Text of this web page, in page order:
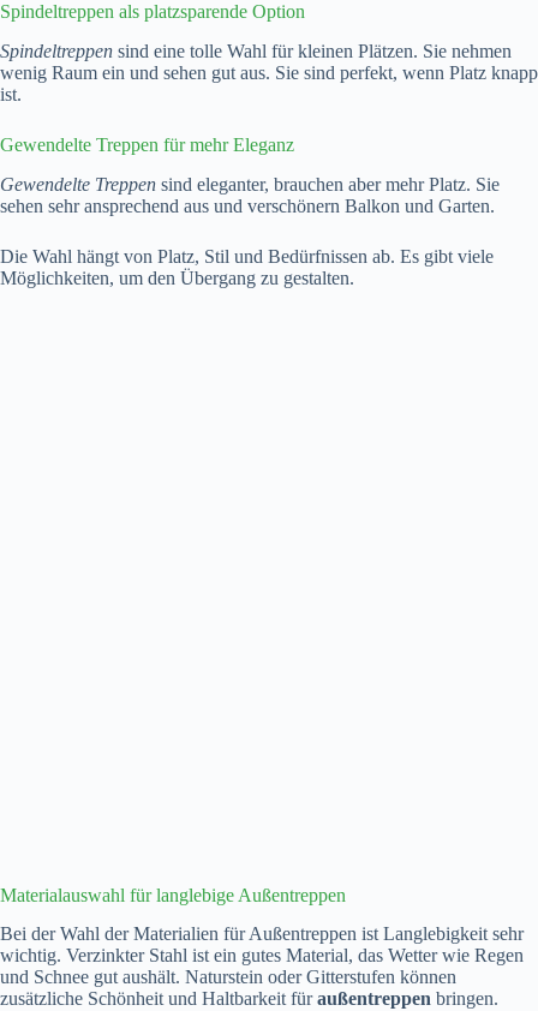
Spindeltreppen als platzsparende Option
Spindeltreppen sind eine tolle Wahl für kleinen Plätzen. Sie nehmen
wenig Raum ein und sehen gut aus. Sie sind perfekt, wenn Platz knapp
ist.
Gewendelte Treppen für mehr Eleganz
Gewendelte Treppen sind eleganter, brauchen aber mehr Platz. Sie
sehen sehr ansprechend aus und verschönern Balkon und Garten.
Die Wahl hängt von Platz, Stil und Bedürfnissen ab. Es gibt viele
Möglichkeiten, um den Übergang zu gestalten.
Materialauswahl für langlebige Außentreppen
Bei der Wahl der Materialien für Außentreppen ist Langlebigkeit sehr
wichtig. Verzinkter Stahl ist ein gutes Material, das Wetter wie Regen
und Schnee gut aushält. Naturstein oder Gitterstufen können
zusätzliche Schönheit und Haltbarkeit füraußentreppen bringen.